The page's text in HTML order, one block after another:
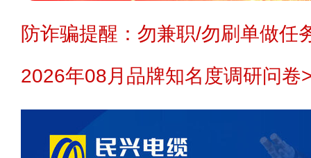
防诈骗提醒：勿兼职/勿刷单做任
2026年08月品牌知名度调研问卷